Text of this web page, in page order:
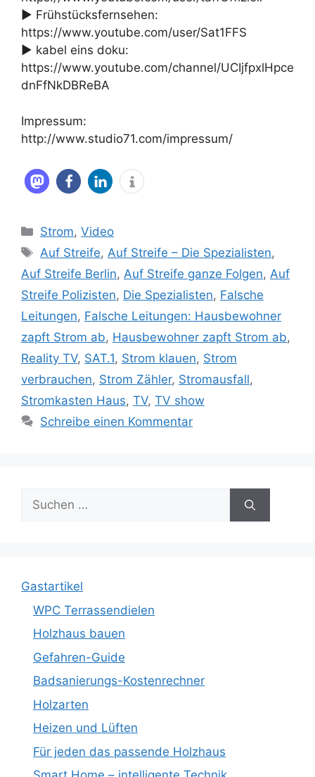
► Frühstücksfernsehen:
https://www.youtube.com/user/Sat1FFS
► kabel eins doku:
https://www.youtube.com/channel/UCIjfpxlHpce
dnFfNkDBReBA
Impressum:
http://www.studio71.com/impressum/
Kategorien
Strom,Video
Schlagwörter
Auf Streife,Auf Streife – Die Spezialisten,
Auf Streife Berlin, Auf Streife ganze Folgen, Auf
Streife Polizisten, Die Spezialisten, Falsche
Leitungen, Falsche Leitungen: Hausbewohner
zapft Strom ab, Hausbewohner zapft Strom ab,
Reality TV, SAT.1, Strom klauen, Strom
verbrauchen, Strom Zähler, Stromausfall,
Stromkasten Haus, TV, TV show
Schreibe einen Kommentar
Suche
nach:
Gastartikel
WPC Terrassendielen
Holzhaus bauen
Gefahren-Guide
Badsanierungs-Kostenrechner
Holzarten
Heizen und Lüften
Für jeden das passende Holzhaus